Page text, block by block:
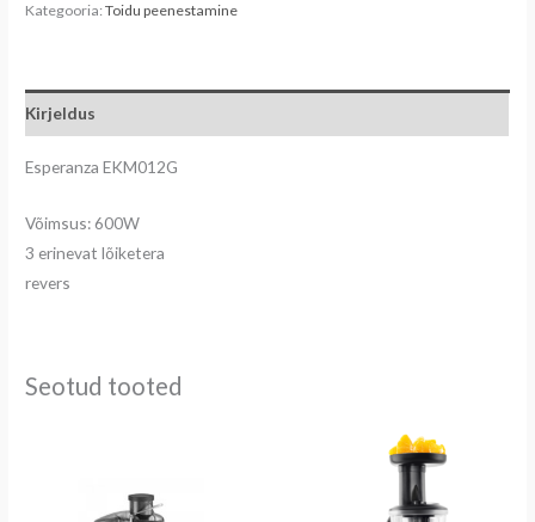
Kategooria:Toidu peenestamine
Kirjeldus
Esperanza EKM012G
Võimsus: 600W
3 erinevat lõiketera
revers
Seotud tooted